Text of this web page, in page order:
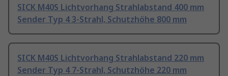
SICK M40S Lichtvorhang Strahlabstand 400 mm
Sender Typ 4 3-Strahl, Schutzhöhe 800 mm
SICK M40S Lichtvorhang Strahlabstand 220 mm
Sender Typ 4 7-Strahl, Schutzhöhe 220 mm